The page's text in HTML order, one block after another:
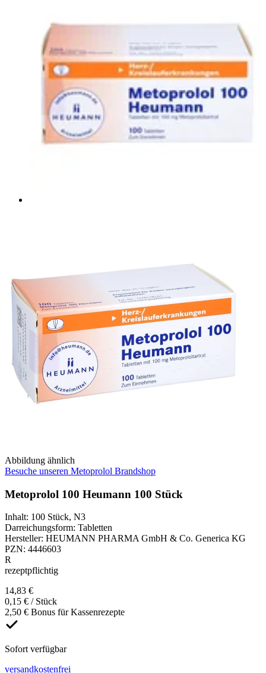
Abbildung ähnlich
Besuche unseren Metoprolol Brandshop
Metoprolol 100 Heumann 100 Stück
Inhalt: 100 Stück, N3
Darreichungsform: Tabletten
Hersteller: HEUMANN PHARMA GmbH & Co. Generica KG
PZN: 4446603
R
rezeptpflichtig
14,83 €
0,15 € / Stück
2,50 € Bonus für Kassenrezepte
Sofort verfügbar
versandkostenfrei